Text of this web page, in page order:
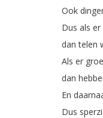
Ook
Dus als er
dan telen
Als er
dan
En
Dus